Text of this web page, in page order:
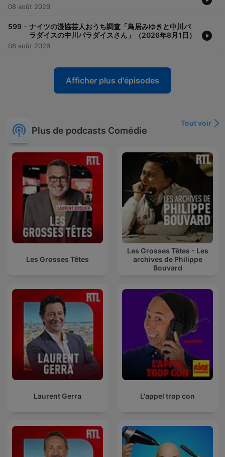
08 août 2026
599 - ナイツの漫協芸人おうち調査「鳥居みゆきと中川パ
ラダイスの中川パラダイスさん」（2026年8月1日）
08 août 2026
Afficher plus d'épisodes
Plus de podcasts Comédie
Tout voir
Les Grosses Têtes
Les Grosses Têtes - Les
archives de Philippe
Bouvard
Laurent Gerra L'appel trop con